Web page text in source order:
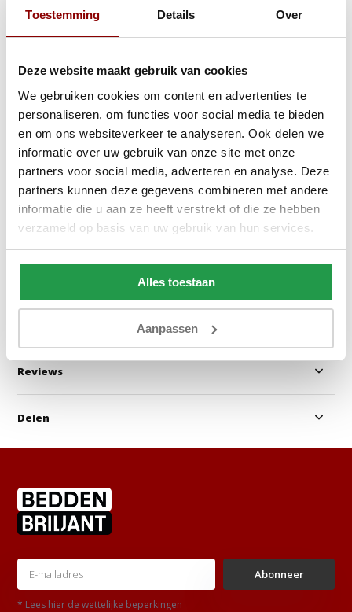
Toestemming Details Over
Deze website maakt gebruik van cookies
We gebruiken cookies om content en advertenties te
personaliseren, om functies voor social media te bieden
en om ons websiteverkeer te analyseren. Ook delen we
informatie over uw gebruik van onze site met onze
partners voor social media, adverteren en analyse. Deze
partners kunnen deze gegevens combineren met andere
informatie die u aan ze heeft verstrekt of die ze hebben
verzameld op basis van uw gebruik van hun services.
Alles toestaan
Aanpassen
Elektrische Boxspring Delux -
Stel zelf samen
Ca. 6 tot 8 weken
999 499
Bekijken
Boxspring
Stel zelf samen
Ca. 4 tot 6
399 199
Bekijken
Reviews
Delen
Abonneer
* Lees hier de wettelijke beperkingen